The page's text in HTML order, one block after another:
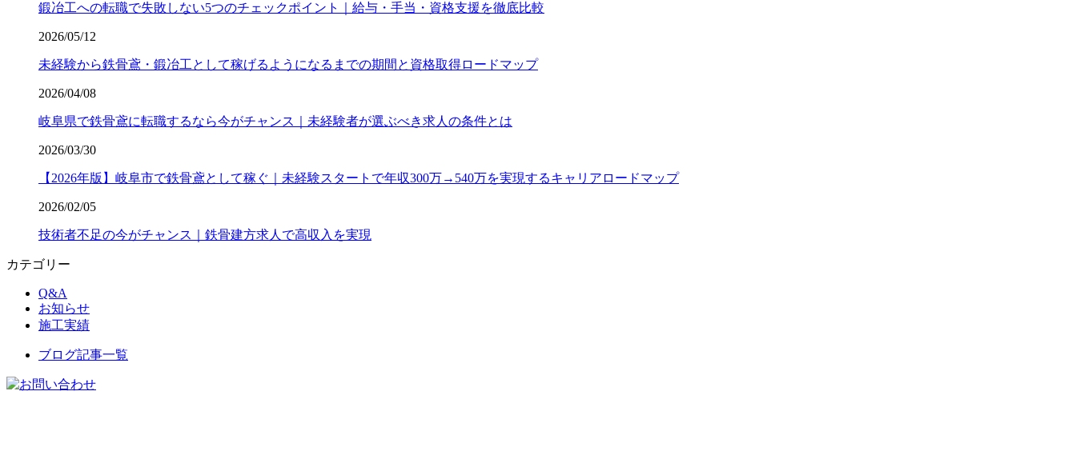
鍛冶工への転職で失敗しない5つのチェックポイント｜給与・手当・資格支援を徹底比較
2026/05/12
未経験から鉄骨鳶・鍛冶工として稼げるようになるまでの期間と資格取得ロードマップ
2026/04/08
岐阜県で鉄骨鳶に転職するなら今がチャンス｜未経験者が選ぶべき求人の条件とは
2026/03/30
【2026年版】岐阜市で鉄骨鳶として稼ぐ｜未経験スタートで年収300万→540万を実現するキャリアロードマップ
2026/02/05
技術者不足の今がチャンス｜鉄骨建方求人で高収入を実現
カテゴリー
Q&A
お知らせ
施工実績
ブログ記事一覧